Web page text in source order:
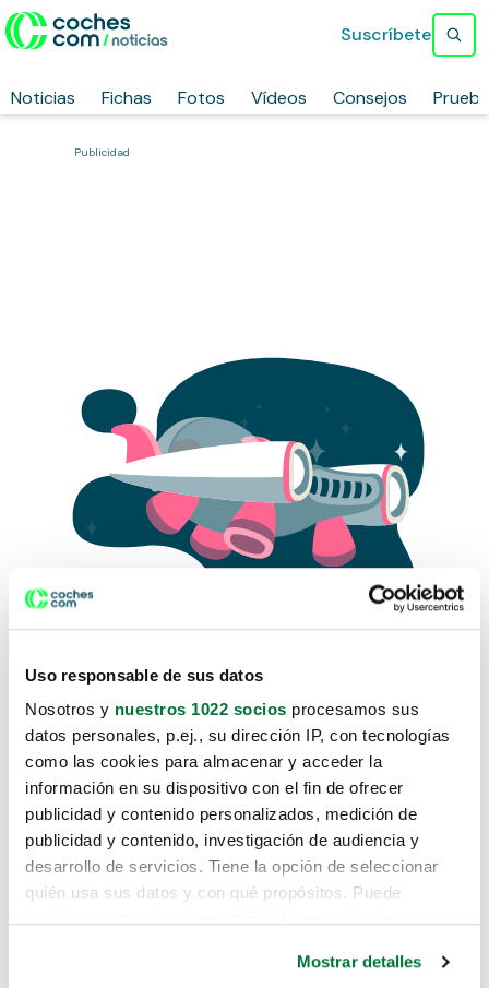
Uso responsable de sus datos
Nosotros y nuestros 1022 socios procesamos sus
datos personales, p.ej., su dirección IP, con tecnologías
como las cookies para almacenar y acceder la
información en su dispositivo con el fin de ofrecer
publicidad y contenido personalizados, medición de
publicidad y contenido, investigación de audiencia y
desarrollo de servicios. Tiene la opción de seleccionar
quién usa sus datos y con qué propósitos. Puede
Mostrar detalles
Noticias Fichas Fotos Vídeos Consejos
Suscríbete
Publicidad
Lo sentimos, no sabemos como
te hemos traido hasta aquí.
Pero puedes encontrar el coche que estás
buscando en alguno de estos enlaces: